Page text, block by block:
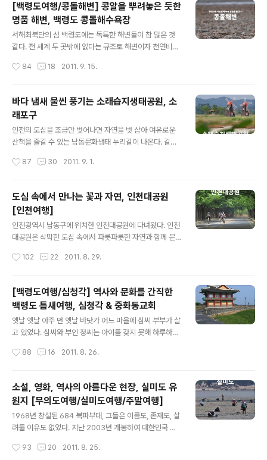
독서의 계절에 독서를 하지 아니하고 책도 안 팔린다니 이
것 참 황당한 아이러니가 아닐 수 없다. 어쨌든 가을은 책을
읽기에 좋은 계절임이 분명하다. 가을의 깨끗하고 선선한
날씨는 사람들로 하여금 풍부한 감성을 느끼게 하고, 계절
독서량을 늘리기 위한 의지에 불을 지피기 때문이다. 개인
[백령도여행/콩돌해변] 콩알을 뿌려놓은 듯한
명품 해변, 백령도 콩돌해수욕장
서해최북단의 섬 백령도에는 독특한 해변들이 참 많은 것
같다. 전 세계 두 곳밖에 없다는 규조토 해변이자 천연비행
현무암들이 해안에 늘어서 있는 하늬해변까지 개성 넘치는
치를 인정받아 각각 천연기념물 391호와 393호로 지정되
어 보호받고 있다. 그런데 여기 천연기념물로 지정된 해변
이 하나 더 있다. "천연기념물 제392호, 콩돌해변!" 391호
와 393호가 있는데 392호가 빠지면 섭섭하지 않겠는가.
콩돌해변은 이름만 보아도 알 수 있듯이 콩처럼 동글동글
듯한 독특한 모습에 반해 하루에도 수많은 관광객들이 콩
84 18 2011. 9. 15.
바다 냄새 물씬 풍기는 소래습지생태공원, 소
래포구
인천의 도심을 조금만 벗어나면 자연을 벗 삼아 여유로운
산책을 즐길 수 있는 남동문화생태 누리길이 나온다. 길의
비하여 길이 8km의 자연 친화적인 산책로를 만든 것이다.
나무의자와 운동기구, 조명시설 등을 설치하여 시민들이
보다 여유롭게 산책을 즐길 수 있도록 만들었다. "인천대공
원에서 소래습지생태공원까지, 남동문화생태누리길!" 남동
문화생태 누리길은 인천대공원에서 시작된다. 그리고 그
길의 끝에는 소래습지생태공원이 자리 잡고 있다. 소래습
4km의 둘레길과 1.4km의 염전길, 1.7km의 갈대길, 1.2k
87 30 2011. 9. 1.
도심 속에서 만나는 꽃과 자연, 인천대공원
[인천여행]
인천광역시 남동구에 위치한 인천대공원에 다녀왔다. 인천
대공원은 삭막한 도심 속에서 파릇파릇한 자연과 함께 문
대공원에는 식물원, 수목원, 장미원, 어린이동물원 등 자연
등의 문화 예술 시설부터 자전거광장과 사계절 썰매장 등
의 놀이 시설까지 다양한 시설들이 갖추어져 있다. "매일
매일 즐거워요!" 인천대공원은 대부분의 시설을 무료로 개
방하고 있다. 물론 자전거를 대여하거나 주차장과 썰매장
을 이용하기 위해서는 요금을 부담해야 하지만 그외에는
시간도 오전 5시부터 오후 11시까지로 -동절기는 오후10
102 22 2011. 8. 29.
[백령도여행/심청각] 역사와 문화를 간직한
백령도 틈새여행, 심청각 & 중화동교회
옛날 옛날 아주 먼 옛날 바닷가 어느 마을에 심씨 부부가 살
고 있었다. 심씨와 부인 정씨는 아이를 갖지 못해 하루하루
고 얼마 지나지 않아 완전 귀여운 딸 아이를 갖게 되었다.
었고, 세 식구는 그렇게 행복한 삶을 살았다. 하지만 그것도
잠시, 청이가 아장아장 걷기 시작할 무렵 정씨가 병이 들어
세상을 떠나게 되었다. 게다가 심씨는 심한 안질을 앓아 맹
인이 되고 만다. "심봉사가 또 젖동냥을 하러 왔구만!" 심봉
사는 엄마 없는 청이를 위해 이집 저집 젖동냥을 하러 다녔
게 보살피는 심봉사와 그의 품에 안겨 완전 귀여운 표정을
88 16 2011. 8. 26.
소설, 영화, 역사의 아름다운 현장, 실미도 유
원지 [무의도여행/실미도여행/주말여행]
1968년 창설된 684 북파부대, 그들은 이름도, 존재도, 살
려둘 이유도 없었다. 지난 2003년 개봉하여 대한민국 최
일으킨 영화 . 강우석 감독의 13번째 장편영화로 30여 년
93 20 2011. 8. 25.